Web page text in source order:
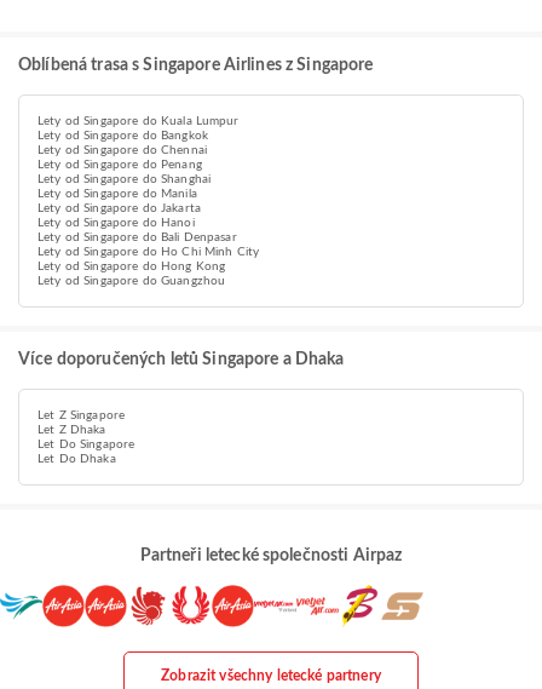
Oblíbená trasa s Singapore Airlines z Singapore
Lety od Singapore do Kuala Lumpur
Lety od Singapore do Bangkok
Lety od Singapore do Chennai
Lety od Singapore do Penang
Lety od Singapore do Shanghai
Lety od Singapore do Manila
Lety od Singapore do Jakarta
Lety od Singapore do Hanoi
Lety od Singapore do Bali Denpasar
Lety od Singapore do Ho Chi Minh City
Lety od Singapore do Hong Kong
Lety od Singapore do Guangzhou
Více doporučených letů Singapore a Dhaka
Let Z Singapore
Let Z Dhaka
Let Do Singapore
Let Do Dhaka
Partneři letecké společnosti Airpaz
Zobrazit všechny letecké partnery